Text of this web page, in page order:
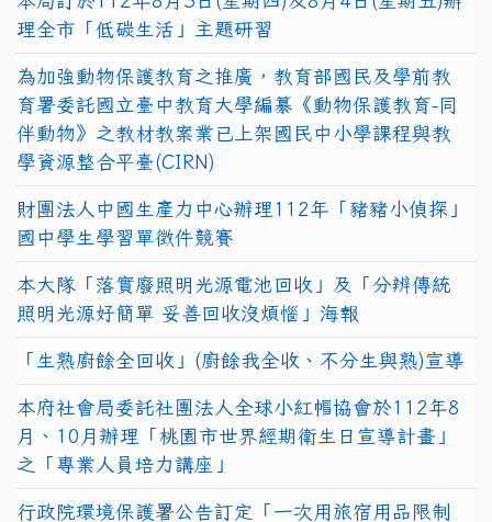
理全市「低碳生活」主題研習
為加強動物保護教育之推廣，教育部國民及學前教
育署委託國立臺中教育大學編纂《動物保護教育-同
伴動物》之教材教案業已上架國民中小學課程與教
學資源整合平臺(CIRN)
財團法人中國生產力中心辦理112年「豬豬小偵探」
國中學生學習單徵件競賽
本大隊「落實廢照明光源電池回收」及「分辨傳統
照明光源好簡單 妥善回收沒煩惱」海報
「生熟廚餘全回收」(廚餘我全收、不分生與熟)宣導
本府社會局委託社團法人全球小紅帽協會於112年8
月、10月辦理「桃園市世界經期衛生日宣導計畫」
之「專業人員培力講座」
行政院環境保護署公告訂定「一次用旅宿用品限制